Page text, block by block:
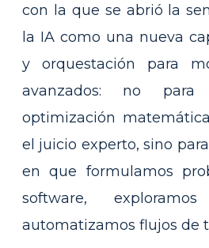
con la que se abrió la
la IA como una nueva
y orquestación para
avanzados: no para
optimización
el juicio experto, sino
en que formulamos
software,
automatizamos flujos de